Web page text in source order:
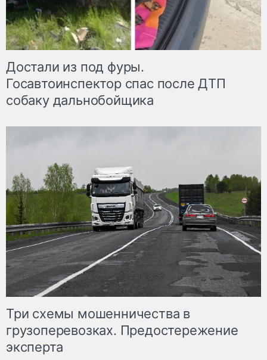
Достали из под фуры.
Госавтоинспектор спас после ДТП
собаку дальнобойщика
Три схемы мошенничества в
грузоперевозках. Предостережение
эксперта